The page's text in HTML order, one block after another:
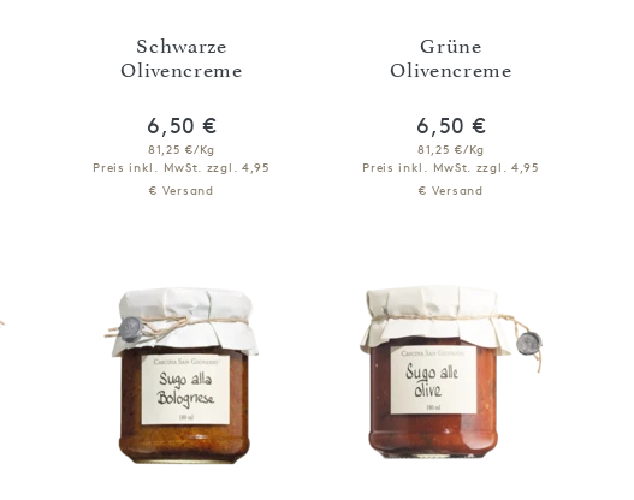
Schwarze
Olivencreme
6,50 €
81,25 €/Kg
Preis inkl. MwSt. zzgl. 4,95
€ Versand
Grüne
Olivencreme
6,50 €
81,25 €/Kg
Preis inkl. MwSt. zzgl. 4,95
€ Versand